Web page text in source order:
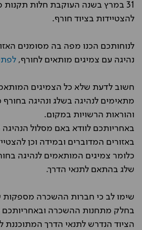
31 במרץ בשנה העוקבת חלות תקנות
להצטיידות בציוד חורף.
לנוחותכם הכנו מפה בה מסומנים
נהיגה עם צמיגים מותאים לחורף,
חשוב לדעת שלא כל הצמיגים
מתאימים לנהיגה בשלג ונהיגה
והוראות הרשויות במקום.
באחריותכם לוודא באם מסלול הנהיגה
באזורים המדוברים ובמידה וכן
כלומר צמיגים המותאמים לנהיגה
שלג בהתאם לתנאי הדרך.
שימו לב כי חברות ההשכרה
בחלק מתחנות ההשכרה ובאחריותכם
הציוד הנדרש לתנאי הדרך המתוכננת